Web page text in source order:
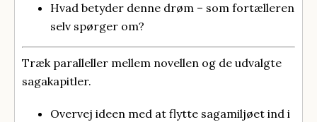
Hvad betyder denne drøm – som fortælleren
selv spørger om?
Træk paralleller mellem novellen og de udvalgte
sagakapitler.
Overvej ideen med at flytte sagamiljøet ind i